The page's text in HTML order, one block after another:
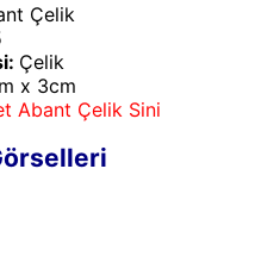
Çelik
Çelik
x 3cm
Abant Çelik Sini